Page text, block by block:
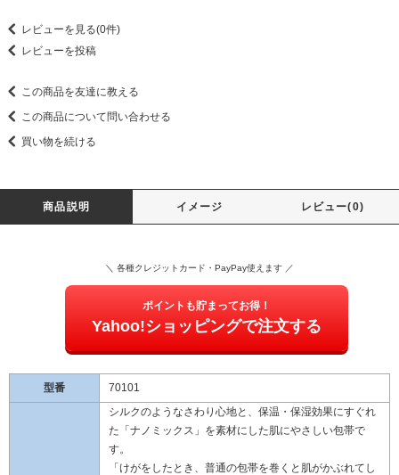
レビューを見る(0件)
レビューを投稿
この商品を友達に教える
この商品について問い合わせる
買い物を続ける
商品説明 イメージ レビュー(0)
＼ 各種クレジットカード・PayPay使えます ／
ポイントも貯まってお得！
Yahoo!ショッピングで注文する
型番 70101
シルクのようなさわり心地と、保温・保湿効果にすぐれ
た「ナノミックス」を素材にした肌にやさしい包帯で
す。
「けがをしたとき、普通の包帯を巻くと肌がかぶれてし